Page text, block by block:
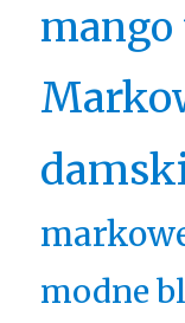
modne